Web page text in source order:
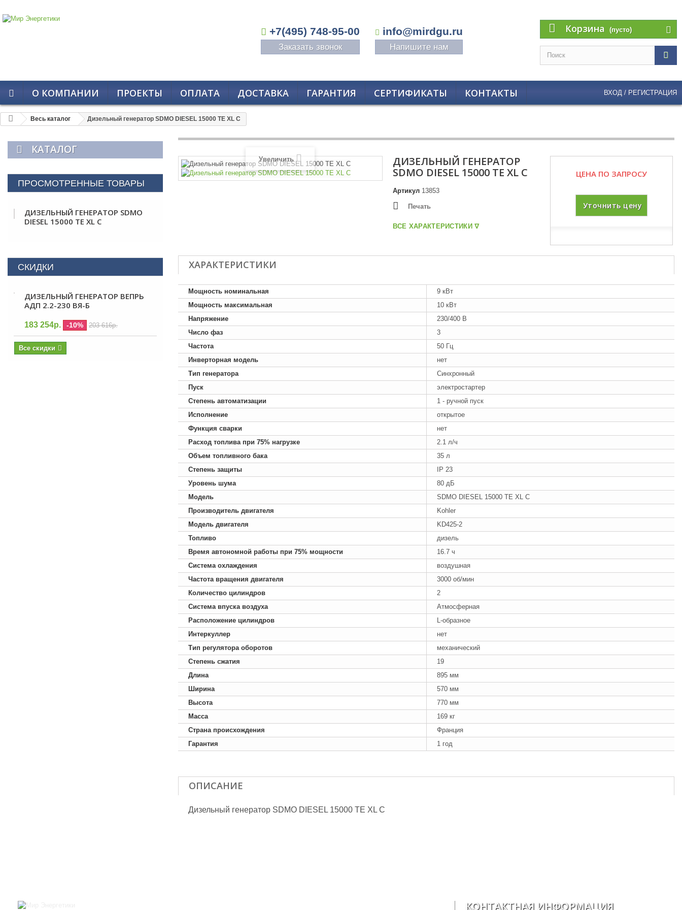
+7(495) 748-95-00 info@mirdgu.ru
Заказать звонок Напишите нам
Корзина (пусто)
О КОМПАНИИ ПРОЕКТЫ ОПЛАТА ДОСТАВКА ГАРАНТИЯ СЕРТИФИКАТЫ КОНТАКТЫ ВХОД / РЕГИСТРАЦИЯ
Весь каталог Дизельный генератор SDMO DIESEL 15000 TE XL C
КАТАЛОГ
ПРОСМОТРЕННЫЕ ТОВАРЫ
ДИЗЕЛЬНЫЙ ГЕНЕРАТОР SDMO
DIESEL 15000 TE XL C
СКИДКИ
ДИЗЕЛЬНЫЙ ГЕНЕРАТОР ВЕПРЬ
АДП 2.2-230 ВЯ-Б
183 254р. -10% 203 616р.
Все скидки
Увеличить
ДИЗЕЛЬНЫЙ ГЕНЕРАТОР
SDMO DIESEL 15000 TE XL C
Артикул 13853
Печать
ВСЕ ХАРАКТЕРИСТИКИ ᐁ
ЦЕНА ПО ЗАПРОСУ
Уточнить цену
ХАРАКТЕРИСТИКИ
Мощность номинальная
9 кВт
Мощность максимальная
10 кВт
Напряжение
230/400 В
Число фаз
3
Частота
50 Гц
Инверторная модель
нет
Тип генератора
Синхронный
Пуск
электростартер
Степень автоматизации
1 - ручной пуск
Исполнение
открытое
Функция сварки
нет
Расход топлива при 75% нагрузке
2.1 л/ч
Объем топливного бака
35 л
Степень защиты
IP 23
Уровень шума
80 дБ
Модель
SDMO DIESEL 15000 TE XL C
Производитель двигателя
Kohler
Модель двигателя
KD425-2
Топливо
дизель
Время автономной работы при 75% мощности
16.7 ч
Система охлаждения
воздушная
Частота вращения двигателя
3000 об/мин
Количество цилиндров
2
Система впуска воздуха
Атмосферная
Расположение цилиндров
L-образное
Интеркуллер
нет
Тип регулятора оборотов
механический
Степень сжатия
19
Длина
895 мм
Ширина
570 мм
Высота
770 мм
Масса
169 кг
Страна происхождения
Франция
Гарантия
1 год
ОПИСАНИЕ
Дизельный генератор SDMO DIESEL 15000 TE XL C
КОНТАКТНАЯ ИНФОРМАЦИЯ